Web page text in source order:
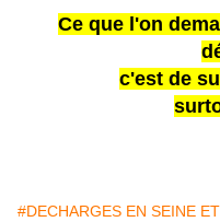
Ce que l'on
c'est de
#DECHARGES EN SEINE